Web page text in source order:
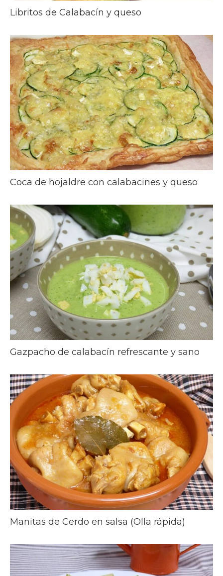
Libritos de Calabacín y queso
Coca de hojaldre con calabacines y queso
Gazpacho de calabacín refrescante y sano
Manitas de Cerdo en salsa (Olla rápida)